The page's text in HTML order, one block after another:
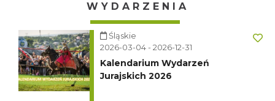
WYDARZENIA
Śląskie
2026-03-04 - 2026-12-31
Kalendarium Wydarzeń
Jurajskich 2026